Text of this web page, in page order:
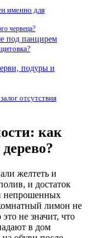
именно для
червеца?
под панцирем
подуры и
отсутствия
как
желтеть и
и достаток
непрошенных
лимон не
не значит, что
в дом